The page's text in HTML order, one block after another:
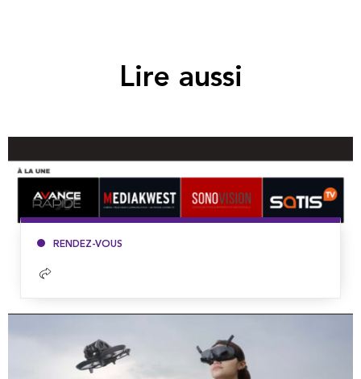
Lire aussi
RENDEZ-VOUS
Lire